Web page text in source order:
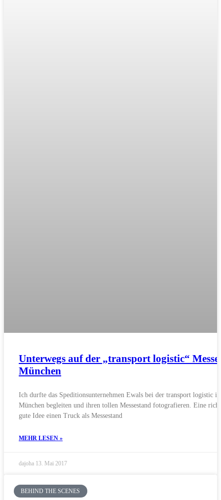
Unterwegs auf der „transport logistic“
München
Ich durfte das Speditionsunternehmen Ewals bei der transport logistic in
München begleiten und ihren tollen Messestand fotografieren. Eine
gute Idee einen Truck als Messestand
MEHR LESEN »
dajoha 13. Mai 2017
BEHIND THE SCENES